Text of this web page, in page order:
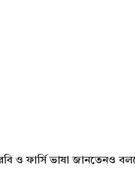
ও ফার্সি ভাষা জানতেনও